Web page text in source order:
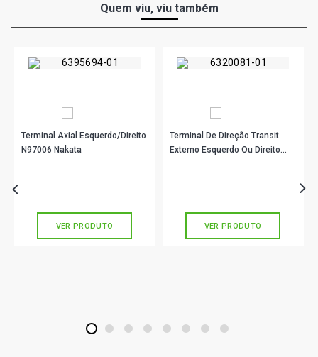
Quem viu, viu também
Terminal Axial Esquerdo/Direito
N97006 Nakata
VER PRODUTO
Terminal De Direção Transit
Externo Esquerdo Ou Direito
VER PRODUTO
1 2 3 4 5 6 7 8